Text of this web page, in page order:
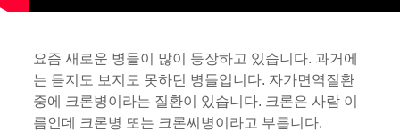
요즘 새로운 병들이 많이 등장하고 있습니다. 과거에
는 듣지도 보지도 못하던 병들입니다. 자가면역질환
중에 크론병이라는 질환이 있습니다. 크론은 사람 이
름인데 크론병 또는 크론씨병이라고 부릅니다.